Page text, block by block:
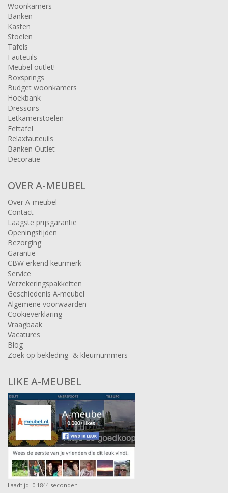
Woonkamers
Banken
Kasten
Stoelen
Tafels
Fauteuils
Meubel outlet!
Boxsprings
Budget woonkamers
Hoekbank
Dressoirs
Eetkamerstoelen
Eettafel
Relaxfauteuils
Banken Outlet
Decoratie
OVER A-MEUBEL
Over A-meubel
Contact
Laagste prijsgarantie
Openingstijden
Bezorging
Garantie
CBW erkend keurmerk
Service
Verzekeringspakketten
Geschiedenis A-meubel
Algemene voorwaarden
Cookieverklaring
Vraagbaak
Vacatures
Blog
Zoek op bekleding- & kleurnummers
LIKE A-MEUBEL
Laadtijd: 0.1844 seconden